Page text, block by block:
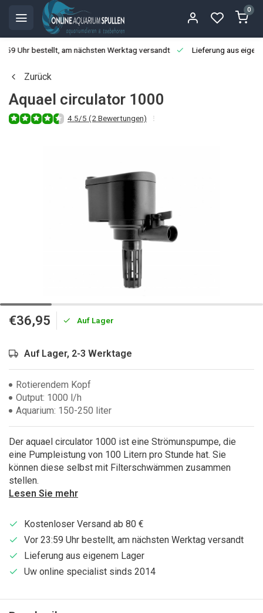
0
Uhr bestellt, am nächsten Werktag versandt Lieferung aus
Zurück
Aquael circulator 1000
4.5/5 (2 Bewertungen)
€36,95 Auf Lager
Auf Lager, 2-3 Werktage
Rotierendem Kopf
Output: 1000 l/h
Aquarium: 150-250 liter
Der aquael circulator 1000 ist eine Strömunspumpe, die
eine Pumpleistung von 100 Litern pro Stunde hat. Sie
können diese selbst mit Filterschwämmen zusammen
stellen.
Lesen Sie mehr
Kostenloser Versand ab 80 €
Vor 23:59 Uhr bestellt, am nächsten Werktag versandt
Lieferung aus eigenem Lager
Uw online specialist sinds 2014